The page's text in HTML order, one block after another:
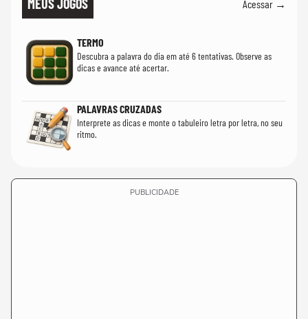
MEUS JOGOS Acessar →
TERMO
Descubra a palavra do dia em até 6 tentativas. Observe as
dicas e avance até acertar.
PALAVRAS CRUZADAS
Interprete as dicas e monte o tabuleiro letra por letra, no seu
ritmo.
PUBLICIDADE